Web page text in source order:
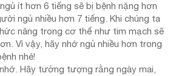
ít hơn 6 tiếng sẽ bị bệnh nặng hơn
ngủ nhiều hơn 7 tiếng. Khi chúng ta
năng trong cơ thể như tim mạch sẽ
Vì vậy, hãy nhớ ngủ nhiều hơn trong
nhé!
Hãy tưởng tượng rằng ngày mai,